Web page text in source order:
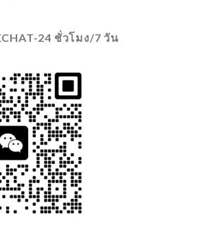
24 ชั่วโมง/7 วัน